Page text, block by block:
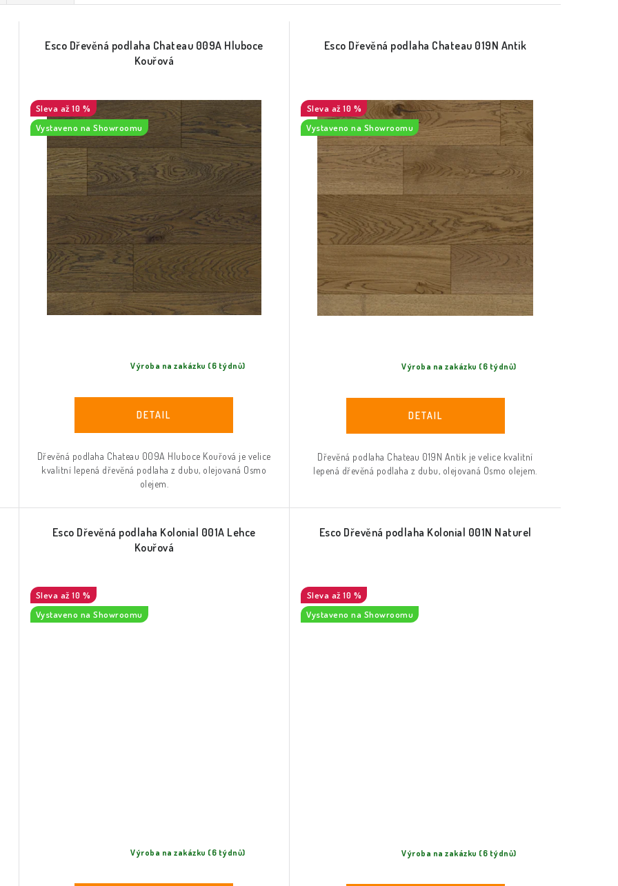
Esco Dřevěná podlaha Chateau 009A Hluboce
Kouřová
až 10 %
Vystaveno na Showroomu
Výroba na zakázku (6 týdnů)
Dřevěná podlaha Chateau 009A Hluboce Kouřová je velice
kvalitní lepená dřevěná podlaha z dubu, olejovaná Osmo
olejem.
Esco Dřevěná podlaha Chateau 019N Antik
až 10 %
Vystaveno na Showroomu
Výroba na zakázku (6 týdnů)
Dřevěná podlaha Chateau 019N Antik je velice kvalitní
lepená dřevěná podlaha z dubu, olejovaná Osmo olejem.
Esco Dřevěná podlaha Kolonial 001A Lehce
Kouřová
až 10 %
Vystaveno na Showroomu
Výroba na zakázku (6 týdnů)
Esco Dřevěná podlaha Kolonial 001N Naturel
až 10 %
Vystaveno na Showroomu
Výroba na zakázku (6 týdnů)